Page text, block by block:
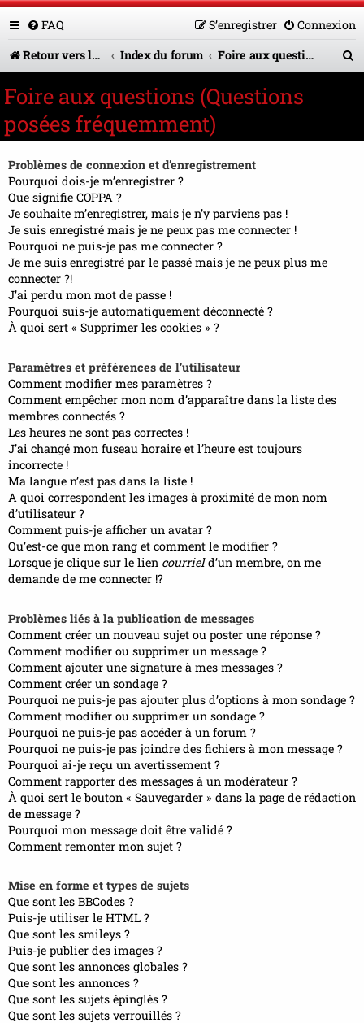
FAQ Connexion
S’enregistrer
Retour vers le site U.A.G.R.
Index du forum Foire aux questions (Questions posées fréquemment)
Foire aux questions (Questions
posées fréquemment)
Problèmes de connexion et d’enregistrement
Pourquoi dois-je m’enregistrer ?
Que signifie COPPA ?
Je souhaite m’enregistrer, mais je n’y parviens pas !
Je suis enregistré mais je ne peux pas me connecter !
Pourquoi ne puis-je pas me connecter ?
Je me suis enregistré par le passé mais je ne peux plus me
connecter ?!
J’ai perdu mon mot de passe !
Pourquoi suis-je automatiquement déconnecté ?
À quoi sert « Supprimer les cookies » ?
Paramètres et préférences de l’utilisateur
Comment modifier mes paramètres ?
Comment empêcher mon nom d’apparaître dans la liste des
membres connectés ?
Les heures ne sont pas correctes !
J’ai changé mon fuseau horaire et l’heure est toujours
incorrecte !
Ma langue n’est pas dans la liste !
A quoi correspondent les images à proximité de mon nom
d’utilisateur ?
Comment puis-je afficher un avatar ?
Qu’est-ce que mon rang et comment le modifier ?
Lorsque je clique sur le lien courrield’un membre, on me
demande de me connecter !?
Problèmes liés à la publication de messages
Comment créer un nouveau sujet ou poster une réponse ?
Comment modifier ou supprimer un message ?
Comment ajouter une signature à mes messages ?
Comment créer un sondage ?
Pourquoi ne puis-je pas ajouter plus d’options à mon sondage ?
Comment modifier ou supprimer un sondage ?
Pourquoi ne puis-je pas accéder à un forum ?
Pourquoi ne puis-je pas joindre des fichiers à mon message ?
Pourquoi ai-je reçu un avertissement ?
Comment rapporter des messages à un modérateur ?
À quoi sert le bouton « Sauvegarder » dans la page de rédaction
de message ?
Pourquoi mon message doit être validé ?
Comment remonter mon sujet ?
Mise en forme et types de sujets
Que sont les BBCodes ?
Puis-je utiliser le HTML ?
Que sont les smileys ?
Puis-je publier des images ?
Que sont les annonces globales ?
Que sont les annonces ?
Que sont les sujets épinglés ?
Que sont les sujets verrouillés ?